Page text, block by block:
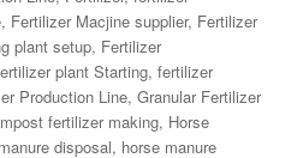
, Fertilizer Macjine supplier, Fertilizer
plant setup, Fertilizer
plant Starting,fertilizer
Production Line,Granular Fertilizer
fertilizer making, Horse
disposal, horse manure